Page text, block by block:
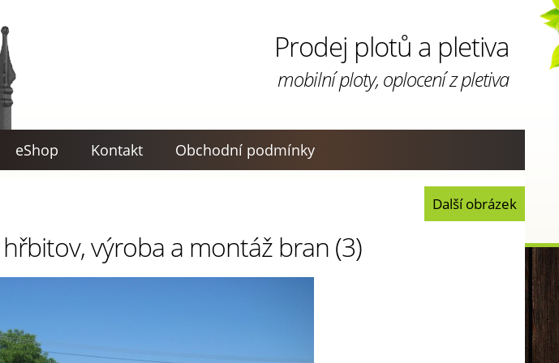
Prodej plotů a pletiva
mobilní ploty, oplocení z pletiva
eShop Kontakt Obchodní podmínky
Další obrázek
výroba a montáž bran (3)